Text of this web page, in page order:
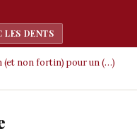
(et non fortin) pour un (…)